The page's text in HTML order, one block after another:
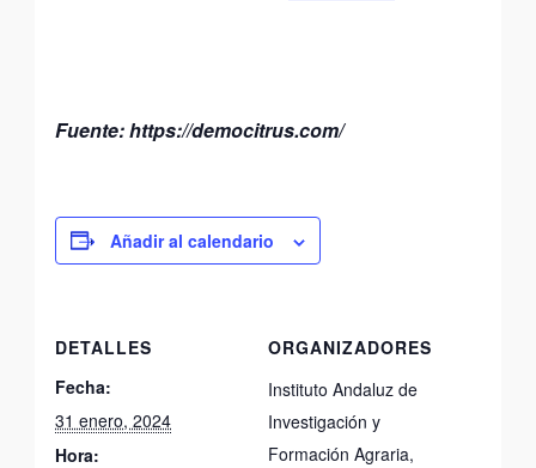
Fuente: https://democitrus.com/
Añadir al calendario
DETALLES
Fecha:
31 enero, 2024
Hora:
ORGANIZADORES
Instituto Andaluz de
Investigación y
Formación Agraria,